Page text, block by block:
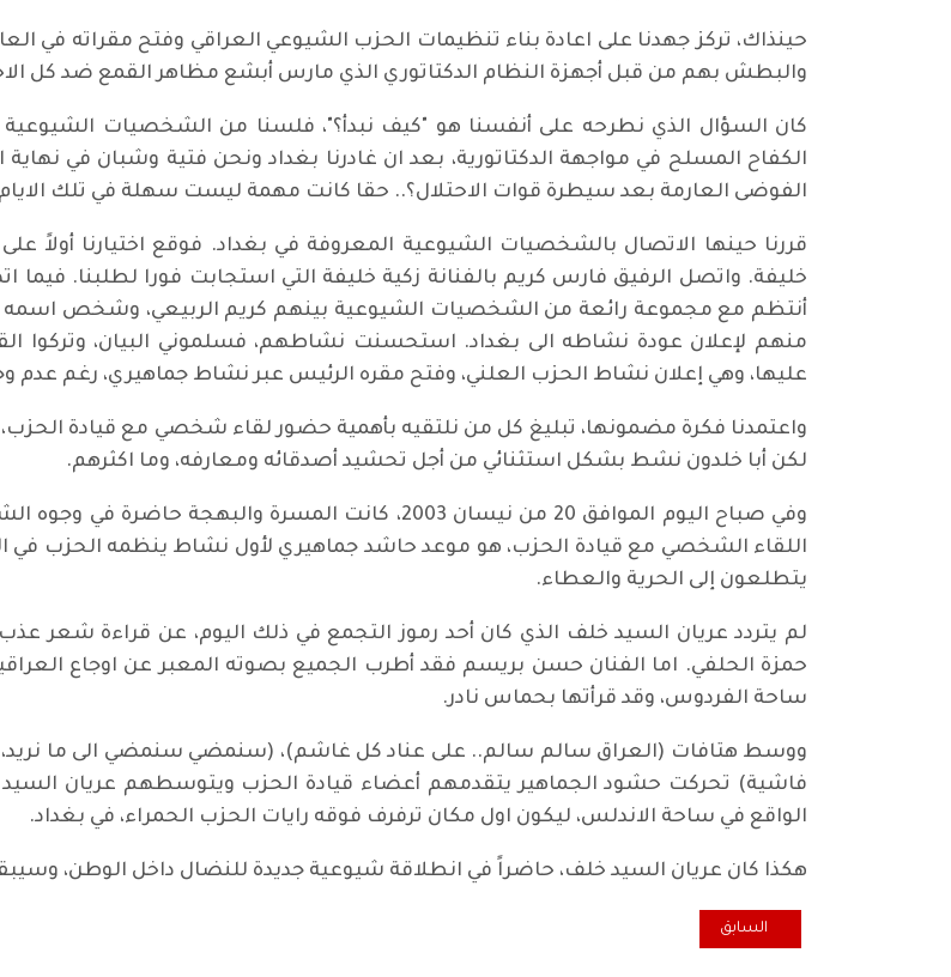
حينذاك، تركز جهدنا على اعادة بناء تنظيمات الحزب الشيوعي العراقي وفتح مقراته
والبطش بهم من قبل أجهزة النظام الدكتاتوري الذي مارس أبشع مظاهر القمع ضد كل
كان السؤال الذي نطرحه على أنفسنا هو "كيف نبدأ؟"، فلسنا من الشخصيات الشيوعية
الكفاح المسلح في مواجهة الدكتاتورية، بعد ان غادرنا بغداد ونحن فتية وشبان في
الفوضى العارمة بعد سيطرة قوات الاحتلال؟.. حقا كانت مهمة ليست سهلة في تلك
قررنا حينها الاتصال بالشخصيات الشيوعية المعروفة في بغداد. فوقع اختيارنا أولاً على
خليفة. واتصل الرفيق فارس كريم بالفنانة زكية خليفة التي استجابت فورا لطلبنا. فيما
أنتظم مع مجموعة رائعة من الشخصيات الشيوعية بينهم كريم الربيعي، وشخص اسمه
منهم لإعلان عودة نشاطه الى بغداد. استحسنت نشاطهم، فسلموني البيان، وتركوا
عليها، وهي إعلان نشاط الحزب العلني، وفتح مقره الرئيس عبر نشاط جماهيري، رغم عدم
واعتمدنا فكرة مضمونها، تبليغ كل من نلتقيه بأهمية حضور لقاء شخصي مع قيادة
لكن أبا خلدون نشط بشكل استثنائي من أجل تحشيد أصدقائه ومعارفه، وما اكثرهم.
وفي صباح اليوم الموافق 20 من نيسان 2003، كانت المسرة
اللقاء الشخصي مع قيادة الحزب، هو موعد حاشد جماهيري لأول نشاط ينظمه الحزب في
يتطلعون إلى الحرية والعطاء.
لم يتردد عريان السيد خلف الذي كان أحد رموز التجمع في ذلك اليوم، عن قراءة شعر
حمزة الحلفي. اما الفنان حسن بريسم فقد أطرب الجميع بصوته المعبر عن اوجاع
ساحة الفردوس، وقد قرأتها بحماس نادر.
ووسط هتافات (العراق سالم سالم.. على عناد كل غاشم)، (سنمضي سنمضي الى ما
فاشية) تحركت حشود الجماهير يتقدمهم أعضاء قيادة الحزب ويتوسطهم عريان السيد
الواقع في ساحة الاندلس، ليكون اول مكان ترفرف فوقه رايات الحزب الحمراء، في بغداد.
هكذا كان عريان السيد خلف، حاضراً في انطلاقة شيوعية جديدة للنضال داخل الوطن،
المقال السابق: اضاءة.. مؤشرات تثير القلق البالغ !
السابق